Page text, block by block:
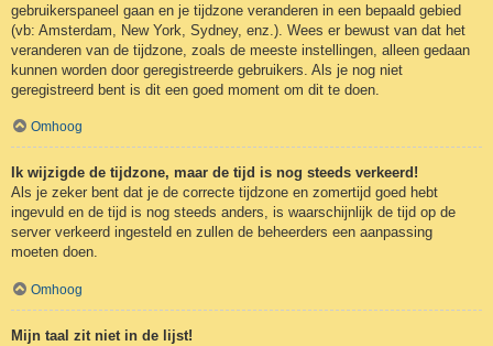
gebruikerspaneel gaan en je tijdzone veranderen in een bepaald gebied
(vb: Amsterdam, New York, Sydney, enz.). Wees er bewust van dat het
veranderen van de tijdzone, zoals de meeste instellingen, alleen gedaan
kunnen worden door geregistreerde gebruikers. Als je nog niet
geregistreerd bent is dit een goed moment om dit te doen.
Omhoog
Ik wijzigde de tijdzone, maar de tijd is nog steeds verkeerd!
Als je zeker bent dat je de correcte tijdzone en zomertijd goed hebt
ingevuld en de tijd is nog steeds anders, is waarschijnlijk de tijd op de
server verkeerd ingesteld en zullen de beheerders een aanpassing
moeten doen.
Omhoog
Mijn taal zit niet in de lijst!